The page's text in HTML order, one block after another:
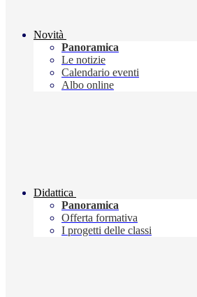
Novità
Panoramica
Le notizie
Calendario eventi
Albo online
Didattica
Panoramica
Offerta formativa
I progetti delle classi